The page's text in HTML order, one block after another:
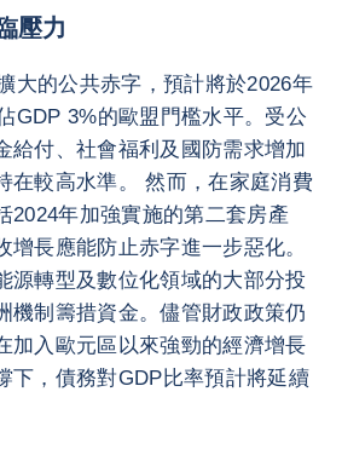
壓力
大的公共赤字，預計將於2026年
GDP 3%的歐盟門檻水平。受公
給付、社會福利及國防需求增加
在較高水準。 然而，在家庭消費
2024年加強實施的第二套房產
增長應能防止赤字進一步惡化。
源轉型及數位化領域的大部分投
機制籌措資金。儘管財政政策仍
加入歐元區以來強勁的經濟增長
下，債務對GDP比率預計將延續